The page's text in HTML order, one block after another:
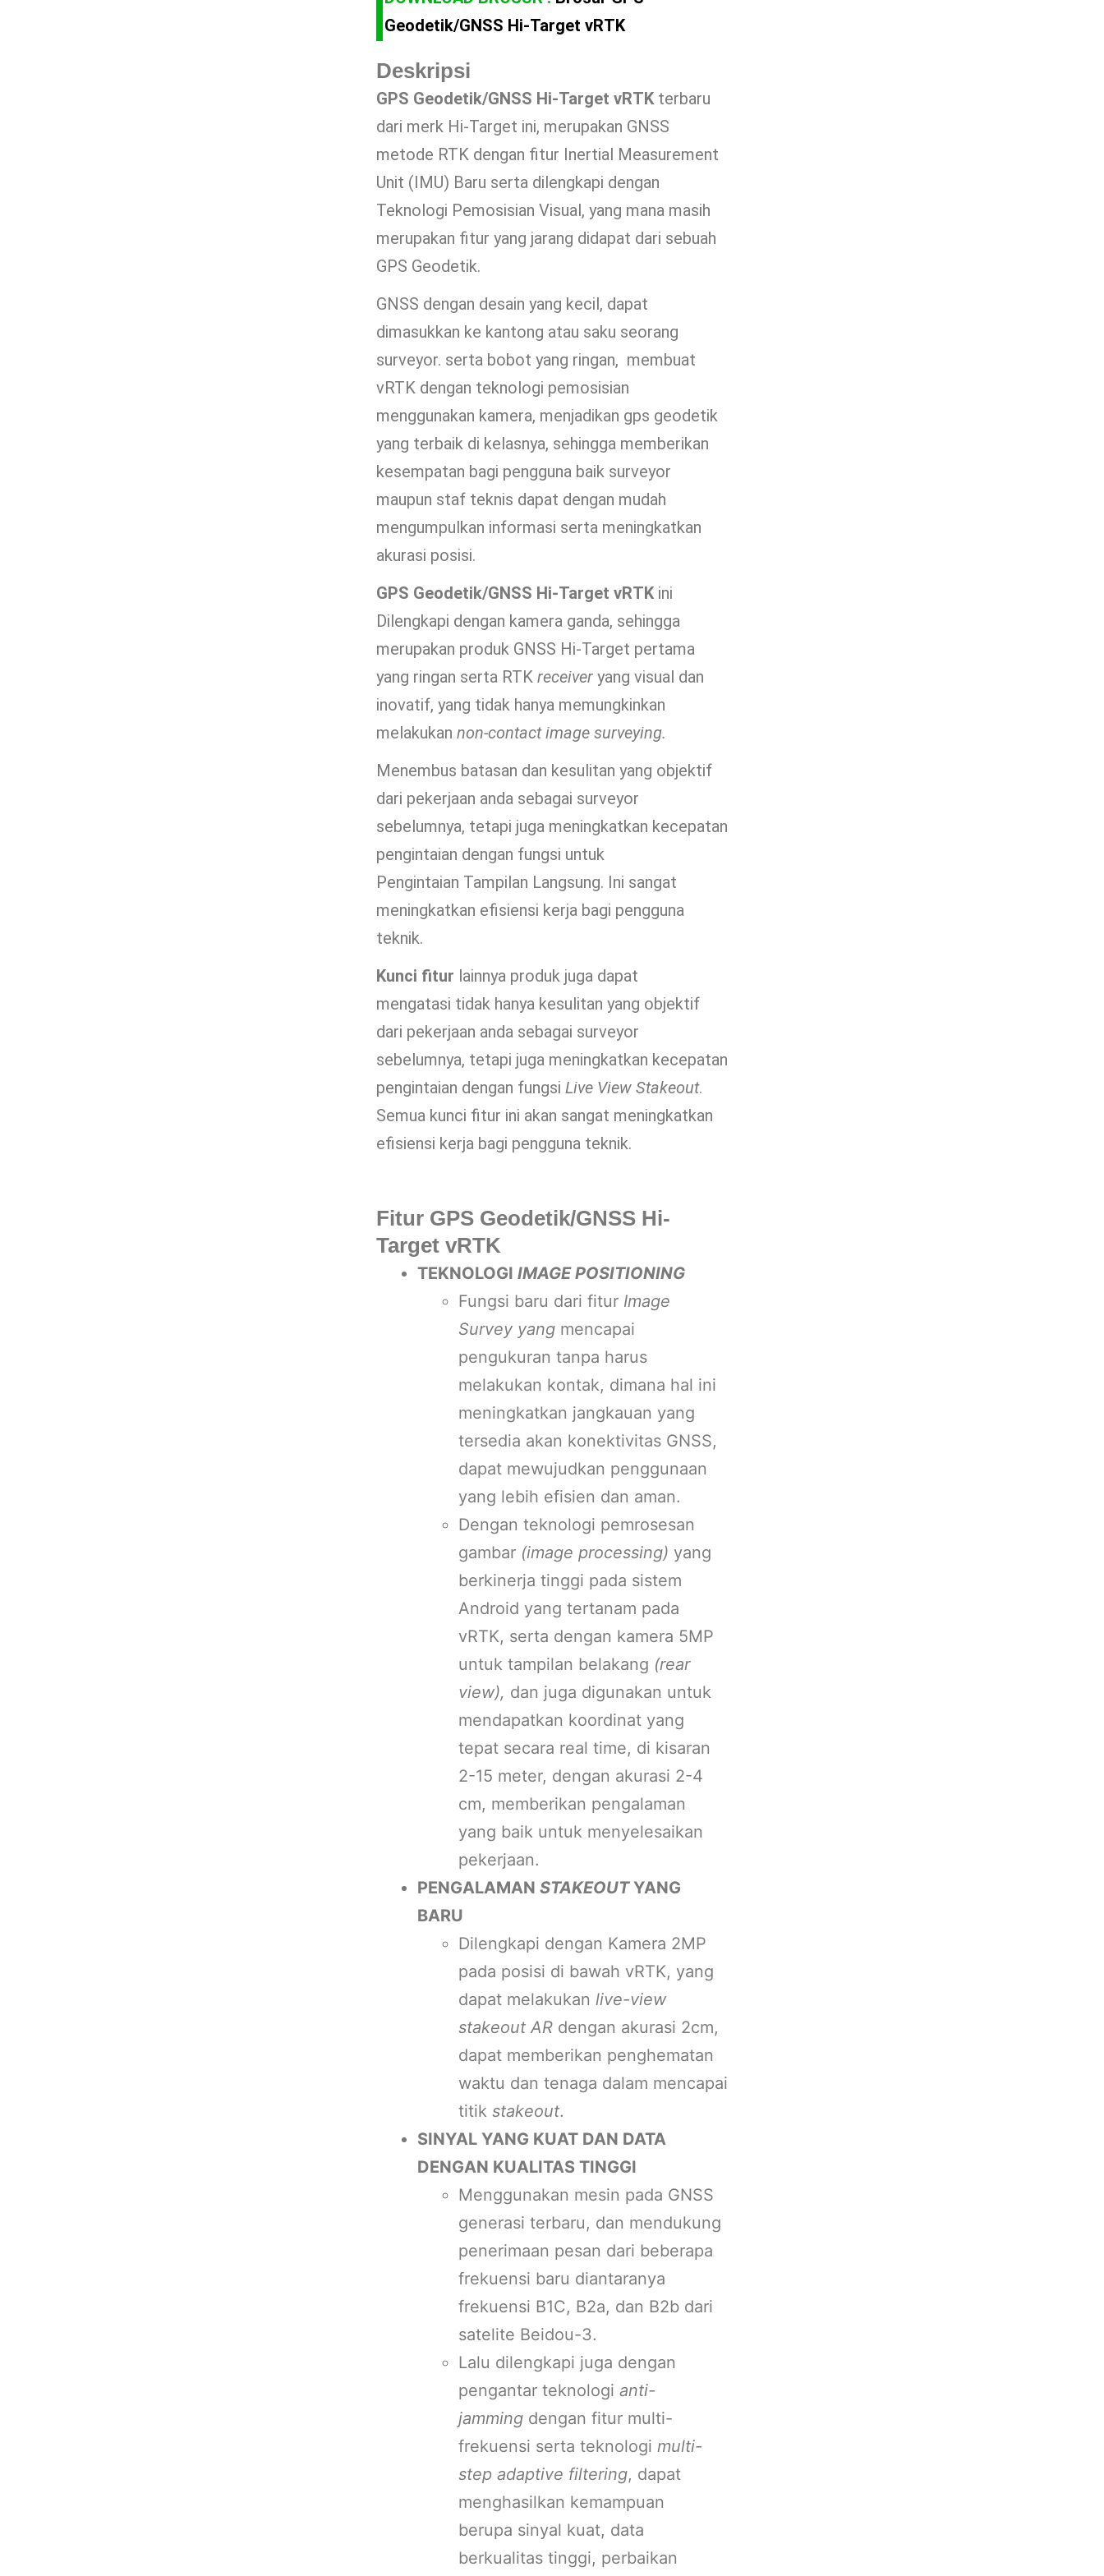
Geodetik/GNSS Hi-Target vRTK
Deskripsi
GPS Geodetik/GNSS Hi-Target vRTK terbaru
dari merk Hi-Target ini, merupakan GNSS
metode RTK dengan fitur Inertial Measurement
Unit (IMU) Baru serta dilengkapi dengan
Teknologi Pemosisian Visual, yang mana masih
merupakan fitur yang jarang didapat dari sebuah
GPS Geodetik.
GNSS dengan desain yang kecil, dapat
dimasukkan ke kantong atau saku seorang
surveyor. serta bobot yang ringan, membuat
vRTK dengan teknologi pemosisian
menggunakan kamera, menjadikan gps geodetik
yang terbaik di kelasnya, sehingga memberikan
kesempatan bagi pengguna baik surveyor
maupun staf teknis dapat dengan mudah
mengumpulkan informasi serta meningkatkan
akurasi posisi.
GPS Geodetik/GNSS Hi-Target vRTK ini
Dilengkapi dengan kamera ganda, sehingga
merupakan produk GNSS Hi-Target pertama
yang ringan serta RTK receiveryang visual dan
inovatif, yang tidak hanya memungkinkan
melakukan non-contact image surveying.
Menembus batasan dan kesulitan yang objektif
dari pekerjaan anda sebagai surveyor
sebelumnya, tetapi juga meningkatkan kecepatan
pengintaian dengan fungsi untuk
Pengintaian Tampilan Langsung. Ini sangat
meningkatkan efisiensi kerja bagi pengguna
teknik.
Kunci fitur lainnya produk juga dapat
mengatasi tidak hanya kesulitan yang objektif
dari pekerjaan anda sebagai surveyor
sebelumnya, tetapi juga meningkatkan kecepatan
pengintaian dengan fungsi Live View Stakeout.
Semua kunci fitur ini akan sangat meningkatkan
efisiensi kerja bagi pengguna teknik.
Fitur GPS Geodetik/GNSS Hi-
Target vRTK
TEKNOLOGI IMAGE POSITIONING
Fungsi baru dari fitur Image
Survey yang mencapai
pengukuran tanpa harus
melakukan kontak, dimana hal ini
meningkatkan jangkauan yang
tersedia akan konektivitas GNSS,
dapat mewujudkan penggunaan
yang lebih efisien dan aman.
Dengan teknologi pemrosesan
gambar (image processing) yang
berkinerja tinggi pada sistem
Android yang tertanam pada
vRTK, serta dengan kamera 5MP
untuk tampilan belakang (rear
view), dan juga digunakan untuk
mendapatkan koordinat yang
tepat secara real time, di kisaran
2-15 meter, dengan akurasi 2-4
cm, memberikan pengalaman
yang baik untuk menyelesaikan
pekerjaan.
PENGALAMAN STAKEOUTYANG
BARU
Dilengkapi dengan Kamera 2MP
pada posisi di bawah vRTK, yang
dapat melakukan live-view
stakeout ARdengan akurasi 2cm,
dapat memberikan penghematan
waktu dan tenaga dalam mencapai
titik stakeout.
SINYAL YANG KUAT DAN DATA
DENGAN KUALITAS TINGGI
Menggunakan mesin pada GNSS
generasi terbaru, dan mendukung
penerimaan pesan dari beberapa
frekuensi baru diantaranya
frekuensi B1C, B2a, dan B2b dari
satelite Beidou-3.
Lalu dilengkapi juga dengan
pengantar teknologi anti-
jammingdengan fitur multi-
frekuensi serta teknologi multi-
step adaptive filtering, dapat
menghasilkan kemampuan
berupa sinyal kuat, data
berkualitas tinggi, perbaikan